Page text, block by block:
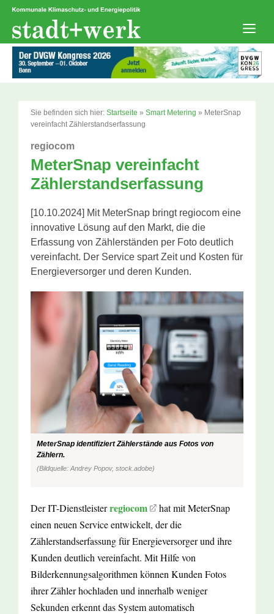
Zum
springen
Sie befinden sich hier: Startseite » Smart Metering » MeterSnap
vereinfacht Zählerstandserfassung
regiocom
MeterSnap vereinfacht
Zählerstandserfassung
[10.10.2024] Mit MeterSnap bringt regiocom eine
innovative Lösung auf den Markt, die die
Erfassung von Zählerständen per Foto deutlich
vereinfacht. Der Service spart Zeit und Kosten für
Energieversorger und deren Kunden.
MeterSnap identifiziert Zählerstände aus Fotos von
Zählern.
(Bildquelle: Andrey Popov, stock.adobe)
Der IT-Dienstleisterregiocom
hat mit MeterSnap
einen neuen Service entwickelt, der die
Zählerstandserfassung für Energieversorger und ihre
Kunden deutlich vereinfacht. Mit Hilfe von
Bilderkennungsalgorithmen können Kunden Fotos
ihrer Zähler hochladen und innerhalb weniger
Sekunden erkennt das System automatisch